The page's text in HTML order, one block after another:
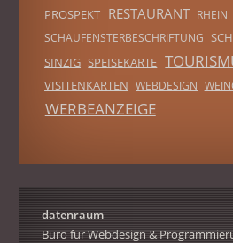
PROSPEKT RESTAURANT RHEIN
SCHAUFENSTERBESCHRIFTUNG
SINZIG SPEISEKARTE
VISITENKARTEN WEBDESIGN
WERBEANZEIGE
datenraum
Büro für Webdesign &